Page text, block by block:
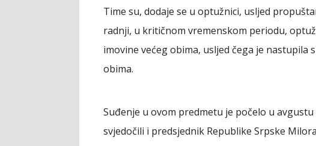
Time su, dodaje se u optužnici, usljed
radnji, u kritičnom vremenskom periodu,
imovine većeg obima, usljed čega je nastupila
obima.
Suđenje u ovom predmetu je počelo u
svjedočili i predsjednik Republike Srpske